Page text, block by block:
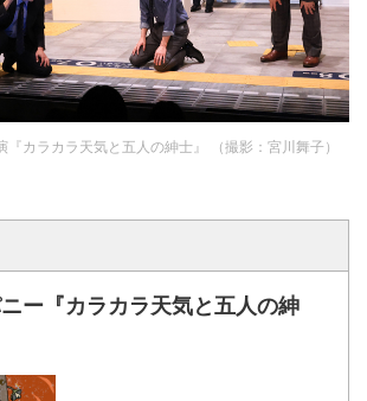
『カラカラ天気と五人の紳士』 （撮影：宮川舞子）
ー『カラカラ天気と五人の紳